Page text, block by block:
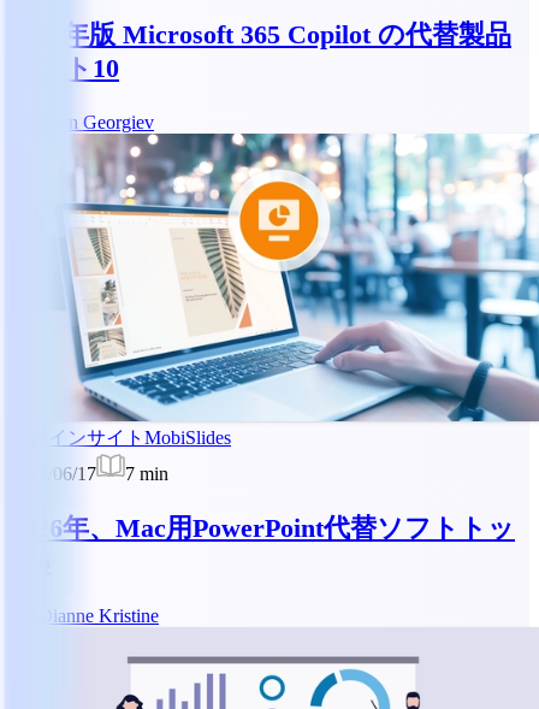
2025年版 Microsoft 365 Copilot の代替製品
ベスト10
Asen Georgiev
業界インサイト MobiSlides
2024/06/17
7 min
2026年、Mac用PowerPoint代替ソフトトッ
Dianne Kristine